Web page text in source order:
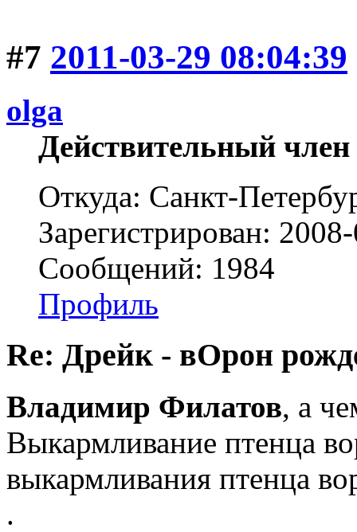
#7 2011-03-29 08:04:39
olga
Действительный член
Откуда: Санкт-
Зарегистрирован:
Сообщений: 1984
Профиль
Re: Дрейк - вОрон
Владимир Филатов, а
Выкармливание птенца
выкармливания птенца
.